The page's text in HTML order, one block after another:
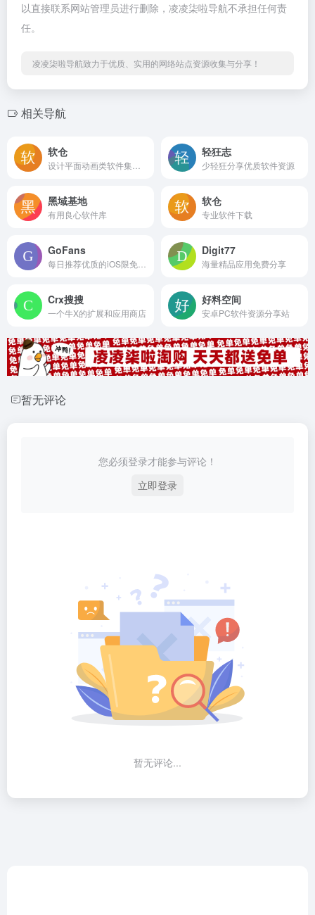
以直接联系网站管理员进行删除，凌凌柒啦导航不承担任何责
任。
凌凌柒啦导航致力于优质、实用的网络站点资源收集与分享！
相关导航
软仓 轻狂志
少轻狂分享优质软件资源
黑域基地
有用良心软件库
软仓
专业软件下载
GoFans Digit77
海量精品应用免费分享
Crx搜搜
一个牛X的扩展和应用商店
好料空间
安卓PC软件资源分享站
暂无评论
您必须登录才能参与评论！
立即登录
暂无评论...